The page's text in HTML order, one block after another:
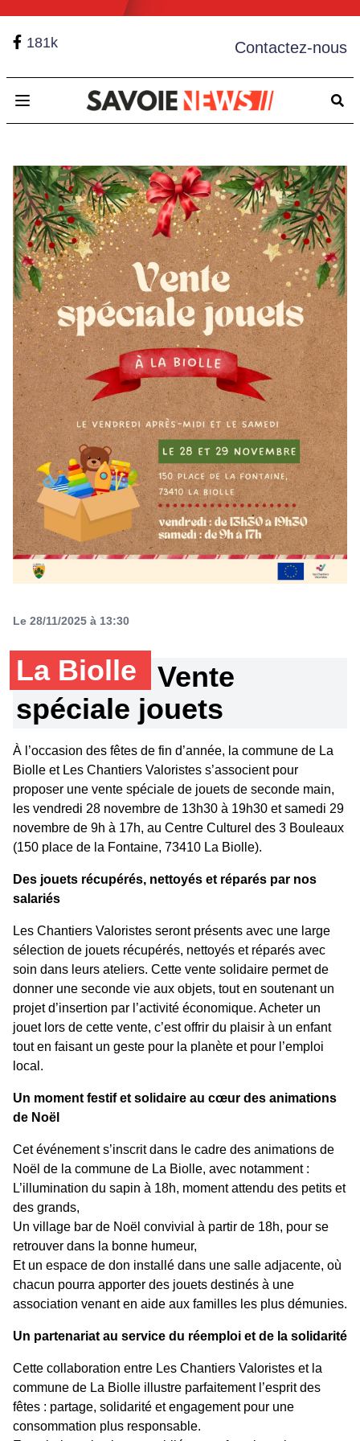
181k Contactez-nous
Open main menu
Le 28/11/2025 à 13:30
La Biolle
Vente
spéciale jouets
À l’occasion des fêtes de fin d’année, la commune de La
Biolle et Les Chantiers Valoristes s’associent pour
proposer une vente spéciale de jouets de seconde main,
les vendredi 28 novembre de 13h30 à 19h30 et samedi 29
novembre de 9h à 17h, au Centre Culturel des 3 Bouleaux
(150 place de la Fontaine, 73410 La Biolle).
Des jouets récupérés, nettoyés et réparés par nos
salariés
Les Chantiers Valoristes seront présents avec une large
sélection de jouets récupérés, nettoyés et réparés avec
soin dans leurs ateliers. Cette vente solidaire permet de
donner une seconde vie aux objets, tout en soutenant un
projet d’insertion par l’activité économique. Acheter un
jouet lors de cette vente, c’est offrir du plaisir à un enfant
tout en faisant un geste pour la planète et pour l’emploi
local.
Un moment festif et solidaire au cœur des animations
de Noël
Cet événement s’inscrit dans le cadre des animations de
Noël de la commune de La Biolle, avec notamment :
L’illumination du sapin à 18h, moment attendu des petits et
des grands,
Un village bar de Noël convivial à partir de 18h, pour se
retrouver dans la bonne humeur,
Et un espace de don installé dans une salle adjacente, où
chacun pourra apporter des jouets destinés à une
association venant en aide aux familles les plus démunies.
Un partenariat au service du réemploi et de la solidarité
Cette collaboration entre Les Chantiers Valoristes et la
commune de La Biolle illustre parfaitement l’esprit des
fêtes : partage, solidarité et engagement pour une
consommation plus responsable.